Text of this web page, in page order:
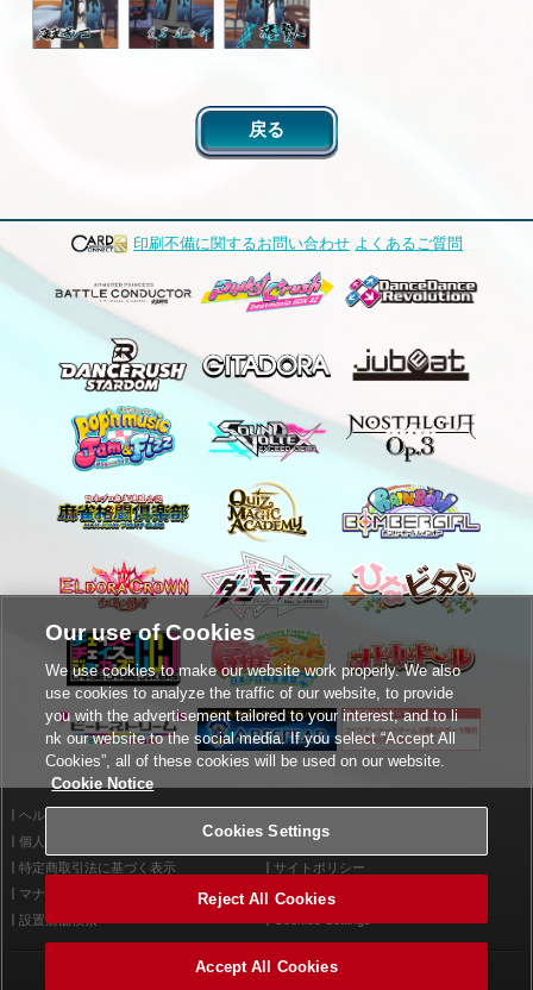
戻る
印刷不備に関するお問い合わせ よくあるご質問
ヘルプ
個人情報等保護方針
外部送信について
特定商取引法に基づく表示
サイトポリシー
マナー＆ルール
お問い合わせ
設置店舗検索
©2026 Konami Arcade Games
Our use of Cookies
We use cookies to make our website work properly. We also
use cookies to analyze the traffic of our website, to provide
you with the advertisement tailored to your interest, and to li
nk our website to the social media. If you select “Accept All
Cookies”, all of these cookies will be used on our website.
Cookie Notice
Cookies Settings
Reject All Cookies
Accept All Cookies